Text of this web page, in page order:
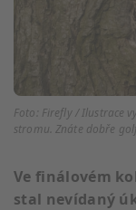
Foto: Firefly / Ilustrace
stromu. Znáte dobře
Ve finálovém
stal nevídaný